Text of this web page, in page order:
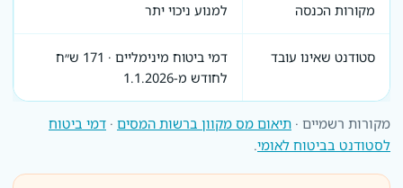
מקורות הכנסה
למנוע ניכוי יתר
סטודנט שאינו עובד
דמי ביטוח מינימליים · 171 ש״ח
לחודש מ-1.1.2026
מקורות רשמיים · תיאום מס מקוון ברשות המסים · דמי ביטוח
לסטודנט בביטוח לאומי.